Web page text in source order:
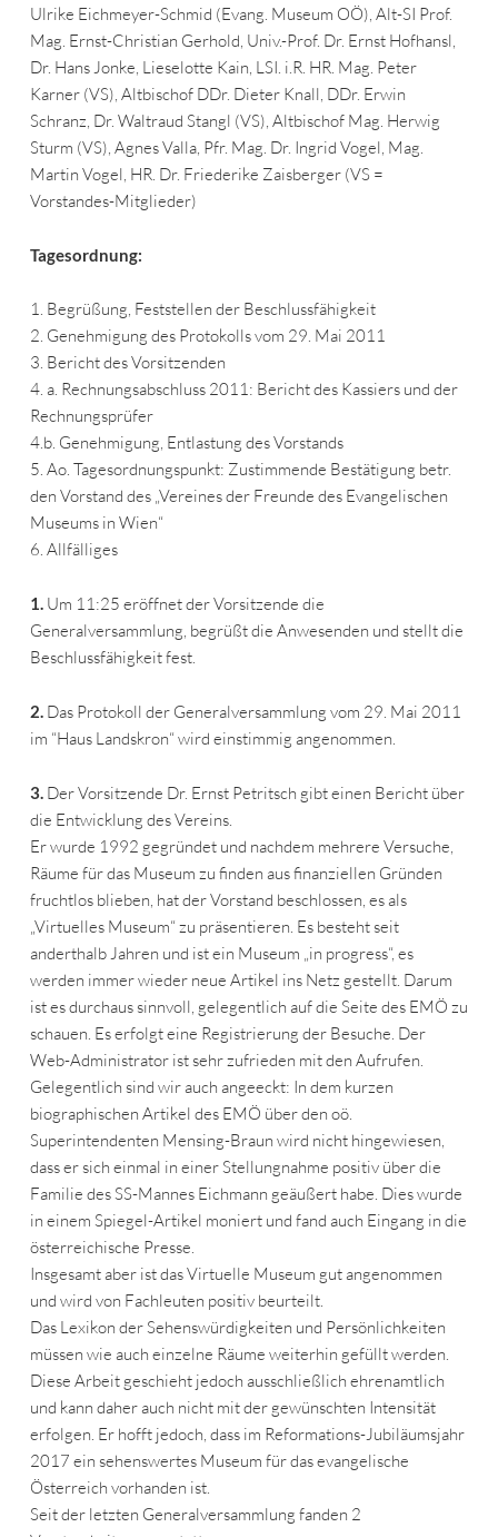
Ulrike Eichmeyer-Schmid (Evang. Museum OÖ), Alt-SI Prof.
Mag. Ernst-Christian Gerhold, Univ.-Prof. Dr. Ernst Hofhansl,
Dr. Hans Jonke, Lieselotte Kain, LSI. i.R. HR. Mag. Peter
Karner (VS), Altbischof DDr. Dieter Knall, DDr. Erwin
Schranz, Dr. Waltraud Stangl (VS), Altbischof Mag. Herwig
Sturm (VS), Agnes Valla, Pfr. Mag. Dr. Ingrid Vogel, Mag.
Martin Vogel, HR. Dr. Friederike Zaisberger (VS =
Vorstandes-Mitglieder)
Tagesordnung:
1. Begrüßung, Feststellen der Beschlussfähigkeit
2. Genehmigung des Protokolls vom 29. Mai 2011
3. Bericht des Vorsitzenden
4. a. Rechnungsabschluss 2011: Bericht des Kassiers und der
Rechnungsprüfer
4.b. Genehmigung, Entlastung des Vorstands
5. Ao. Tagesordnungspunkt: Zustimmende Bestätigung betr.
den Vorstand des „Vereines der Freunde des Evangelischen
Museums in Wien“
6. Allfälliges
1.Um 11:25 eröffnet der Vorsitzende die
Generalversammlung, begrüßt die Anwesenden und stellt die
Beschlussfähigkeit fest.
2.Das Protokoll der Generalversammlung vom 29. Mai 2011
im “Haus Landskron“ wird einstimmig angenommen.
3.Der Vorsitzende Dr. Ernst Petritsch gibt einen Bericht über
die Entwicklung des Vereins.
Er wurde 1992 gegründet und nachdem mehrere Versuche,
Räume für das Museum zu finden aus finanziellen Gründen
fruchtlos blieben, hat der Vorstand beschlossen, es als
„Virtuelles Museum“ zu präsentieren. Es besteht seit
anderthalb Jahren und ist ein Museum „in progress“, es
werden immer wieder neue Artikel ins Netz gestellt. Darum
ist es durchaus sinnvoll, gelegentlich auf die Seite des EMÖ zu
schauen. Es erfolgt eine Registrierung der Besuche. Der
Web-Administrator ist sehr zufrieden mit den Aufrufen.
Gelegentlich sind wir auch angeeckt: In dem kurzen
biographischen Artikel des EMÖ über den oö.
Superintendenten Mensing-Braun wird nicht hingewiesen,
dass er sich einmal in einer Stellungnahme positiv über die
Familie des SS-Mannes Eichmann geäußert habe. Dies wurde
in einem Spiegel-Artikel moniert und fand auch Eingang in die
österreichische Presse.
Insgesamt aber ist das Virtuelle Museum gut angenommen
und wird von Fachleuten positiv beurteilt.
Das Lexikon der Sehenswürdigkeiten und Persönlichkeiten
müssen wie auch einzelne Räume weiterhin gefüllt werden.
Diese Arbeit geschieht jedoch ausschließlich ehrenamtlich
und kann daher auch nicht mit der gewünschten Intensität
erfolgen. Er hofft jedoch, dass im Reformations-Jubiläumsjahr
2017 ein sehenswertes Museum für das evangelische
Österreich vorhanden ist.
Seit der letzten Generalversammlung fanden 2